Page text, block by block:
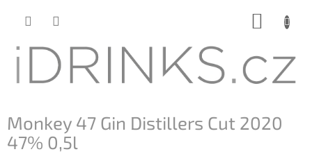
Monkey 47 Gin Distillers Cut 2020
47% 0,5l